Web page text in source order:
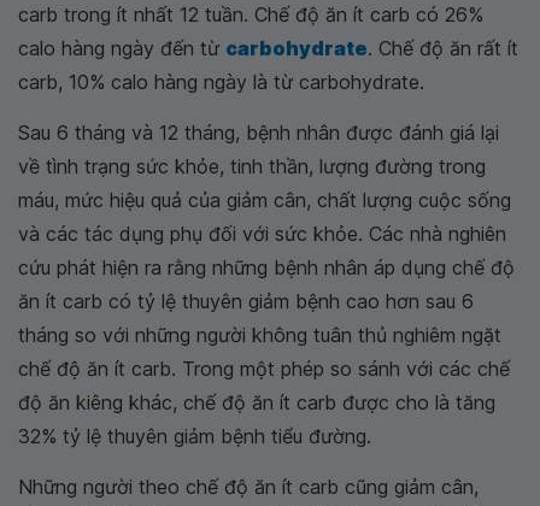
carb trong ít nhất 12 tuần. Chế độ ăn ít carb có 26%
calo hàng ngày đến từ carbohydrate. Chế độ ăn rất ít
carb, 10% calo hàng ngày là từ carbohydrate.
Sau 6 tháng và 12 tháng, bệnh nhân được đánh giá lại
về tình trạng sức khỏe, tinh thần, lượng đường trong
máu, mức hiệu quả của giảm cân, chất lượng cuộc sống
và các tác dụng phụ đối với sức khỏe. Các nhà nghiên
cứu phát hiện ra rằng những bệnh nhân áp dụng chế độ
ăn ít carb có tỷ lệ thuyên giảm bệnh cao hơn sau 6
tháng so với những người không tuân thủ nghiêm ngặt
chế độ ăn ít carb. Trong một phép so sánh với các chế
độ ăn kiêng khác, chế độ ăn ít carb được cho là tăng
32% tỷ lệ thuyên giảm bệnh tiểu đường.
Những người theo chế độ ăn ít carb cũng giảm cân,